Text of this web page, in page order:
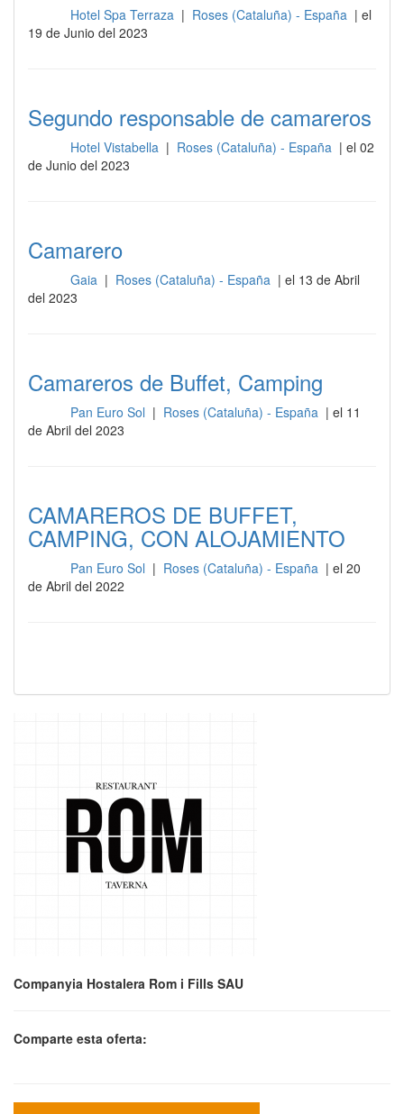
Hotel Spa Terraza | Roses (Cataluña) - España | el
19 de Junio del 2023
Segundo responsable de camareros
Hotel Vistabella | Roses (Cataluña) - España | el 02
de Junio del 2023
Camarero
Gaia | Roses (Cataluña) - España | el 13 de Abril
del 2023
Camareros de Buffet, Camping
Pan Euro Sol | Roses (Cataluña) - España | el 11
de Abril del 2023
CAMAREROS DE BUFFET,
CAMPING, CON ALOJAMIENTO
Pan Euro Sol | Roses (Cataluña) - España | el 20
de Abril del 2022
Companyia Hostalera Rom i Fills SAU
Comparte esta oferta: